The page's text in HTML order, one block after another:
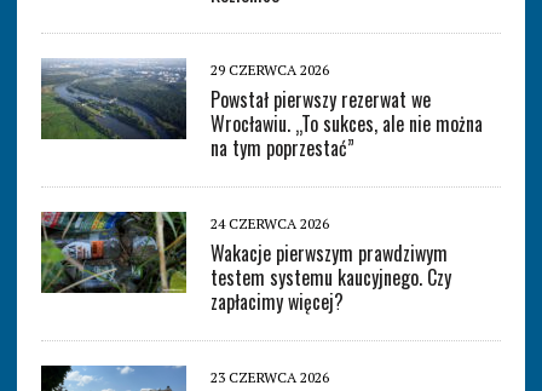
29 CZERWCA 2026
Powstał pierwszy rezerwat we
Wrocławiu. „To sukces, ale nie można
na tym poprzestać”
24 CZERWCA 2026
Wakacje pierwszym prawdziwym
testem systemu kaucyjnego. Czy
zapłacimy więcej?
23 CZERWCA 2026